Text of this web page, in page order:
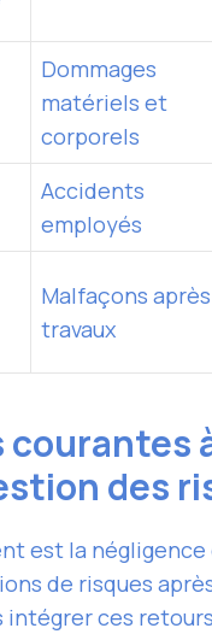
Dommages
matériels et
corporels
Accidents
employés
Malfaçons après
travaux
courantes
des
est la négligence
de risques
intégrer ces